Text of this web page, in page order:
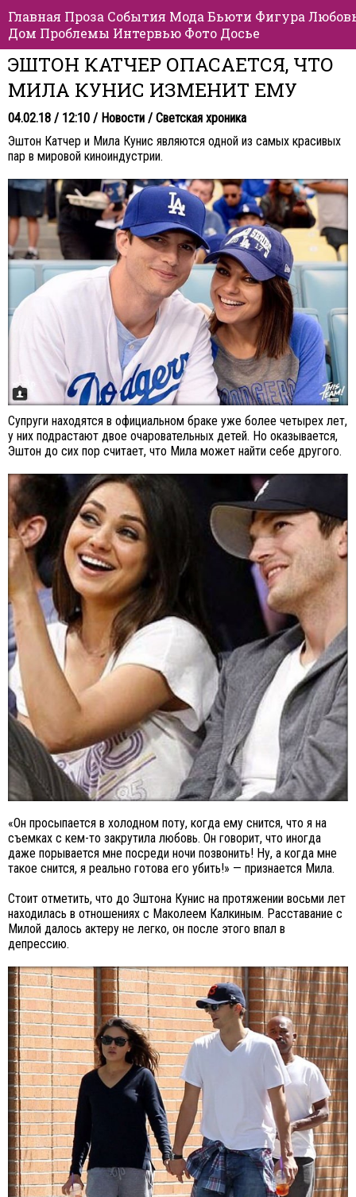
Главная Проза События Мода Бьюти Фигура
Дом Проблемы Интервью Фото Досье
ЭШТОН КАТЧЕР ОПАСАЕТСЯ, ЧТО
МИЛА КУНИС ИЗМЕНИТ ЕМУ
04.02.18 / 12:10 / Новости / Светская хроника
Эштон Катчер и Мила Кунис являются одной из самых красивых
пар в мировой киноиндустрии.
Супруги находятся в официальном браке уже более четырех лет,
у них подрастают двое очаровательных детей. Но оказывается,
Эштон до сих пор считает, что Мила может найти себе другого.
«Он просыпается в холодном поту, когда ему снится, что я на
съемках с кем-то закрутила любовь. Он говорит, что иногда
даже порывается мне посреди ночи позвонить! Ну, а когда мне
такое снится, я реально готова его убить!» — признается Мила.
Стоит отметить, что до Эштона Кунис на протяжении восьми лет
находилась в отношениях с Маколеем Калкиным. Расставание с
Милой далось актеру не легко, он после этого впал в
депрессию.